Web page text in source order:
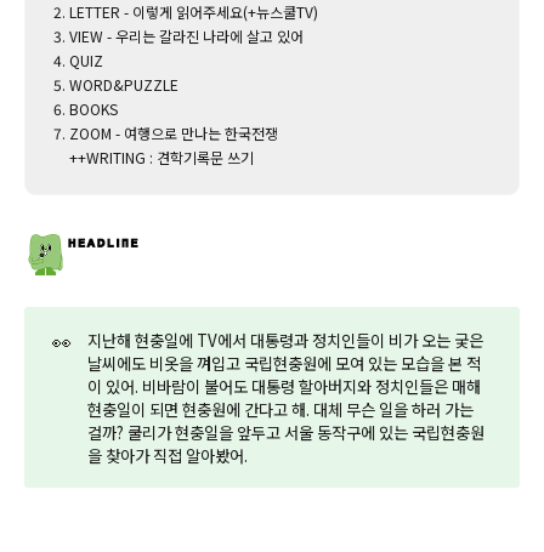
LETTER - 이렇게 읽어주세요(+뉴스쿨TV)
VIEW - 우리는 갈라진 나라에 살고 있어
QUIZ
WORD&PUZZLE
BOOKS
ZOOM - 여행으로 만나는 한국전쟁
++WRITING : 견학기록문 쓰기
👀
지난해 현충일에 TV에서 대통령과 정치인들이 비가 오는 궂은
날씨에도 비옷을 껴입고 국립현충원에 모여 있는 모습을 본 적
이 있어. 비바람이 불어도 대통령 할아버지와 정치인들은 매해
현충일이 되면 현충원에 간다고 해. 대체 무슨 일을 하러 가는
걸까? 쿨리가 현충일을 앞두고 서울 동작구에 있는 국립현충원
을 찾아가 직접 알아봤어.